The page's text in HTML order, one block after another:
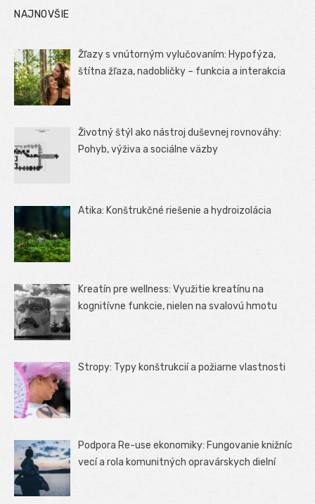
NAJNOVŠIE
Žľazy s vnútorným vylučovaním: Hypofýza,
štítna žľaza, nadobličky – funkcia a interakcia
Životný štýl ako nástroj duševnej rovnováhy:
Pohyb, výživa a sociálne väzby
Atika: Konštrukčné riešenie a hydroizolácia
Kreatín pre wellness: Využitie kreatínu na
kognitívne funkcie, nielen na svalovú hmotu
Stropy: Typy konštrukcií a požiarne vlastnosti
Podpora Re-use ekonomiky: Fungovanie knižníc
vecí a rola komunitných opravárskych dielní